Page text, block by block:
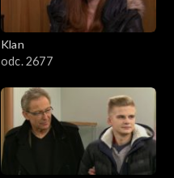
Klan
odc. 2677